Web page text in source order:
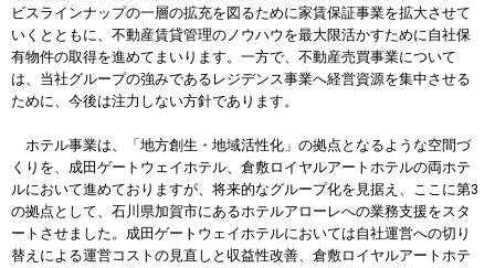
ビスラインナップの一層の拡充を図るために家賃保証事業を拡大させて
いくとともに、不動産賃貸管理のノウハウを最大限活かすために自社保
有物件の取得を進めてまいります。一方で、不動産売買事業について
は、当社グループの強みであるレジデンス事業へ経営資源を集中させる
ために、今後は注力しない方針であります。
ホテル事業は、「地方創生・地域活性化」の拠点となるような空間づ
くりを、成田ゲートウェイホテル、倉敷ロイヤルアートホテルの両ホテ
ルにおいて進めておりますが、将来的なグループ化を見据え、ここに第3
の拠点として、石川県加賀市にあるホテルアローレへの業務支援をスタ
ートさせました。成田ゲートウェイホテルにおいては自社運営への切り
替えによる運営コストの見直しと収益性改善、倉敷ロイヤルアートホテ